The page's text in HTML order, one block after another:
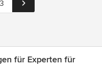
3
für Experten für